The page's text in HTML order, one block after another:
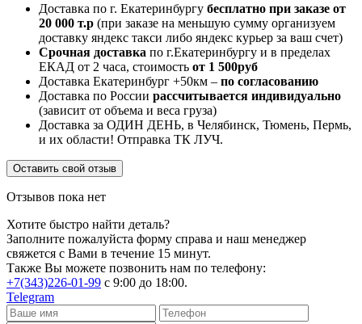
Доставка по г. Екатеринбургу бесплатно при заказе от
20 000 т.р (при заказе на меньшую сумму организуем
доставку яндекс такси либо яндекс курьер за ваш счет)
Срочная доставка по г.Екатеринбургу и в пределах
ЕКАД от 2 часа, стоимость от 1 500руб
Доставка Екатеринбург +50км – по согласованию
Доставка по России рассчитывается индивидуально
(зависит от объема и веса груза)
Доставка за ОДИН ДЕНЬ, в Челябинск, Тюмень, Пермь,
и их области! Отправка ТК ЛУЧ.
Оставить свой отзыв
Отзывов пока нет
Хотите быстро найти деталь?
Заполните пожалуйста форму справа и наш менеджер
свяжется с Вами в течение 15 минут.
Также Вы можете позвонить нам по телефону:
+7(343)226-01-99 с 9:00 до 18:00.
Telegram